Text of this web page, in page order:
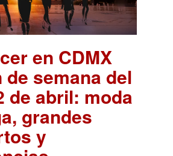
en CDMX
semana del
de abril: moda
grandes
y